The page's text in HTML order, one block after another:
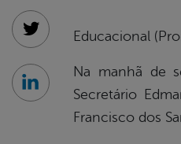
Educacional
Na manhã de
Secretário
Francisco dos
Twitter
Linkedin